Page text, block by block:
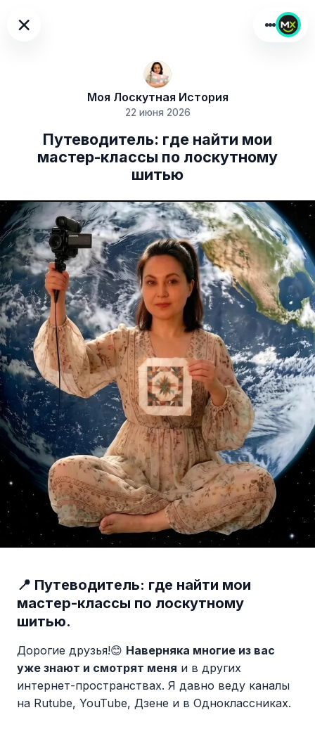
×
Моя Лоскутная История
22 июня 2026
Путеводитель: где найти мои
мастер-классы по лоскутному
шитью
📍 Путеводитель: где найти мои
мастер-классы по лоскутному
шитью.
Дорогие друзья!😊 Наверняка многие из вас
уже знают и смотрят меня и в других
интернет-пространствах. Я давно веду каналы
на Rutube, YouTube, Дзене и в Одноклассниках.